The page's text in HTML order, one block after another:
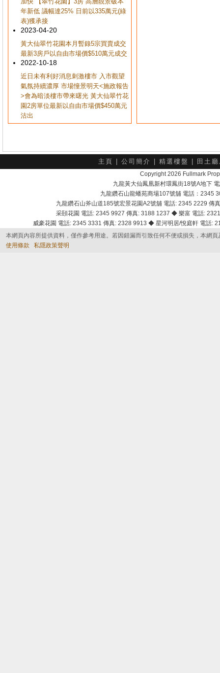
年新低 議幅達25% 日前以335萬元(綠
表)獲承接
2023-04-20
黃大仙翠竹花園本月暫錄5宗買賣成交
最新3房戶以自由市場價$510萬元成交
2022-10-18
近日未有利好消息刺激樓市 入市觀望
氣氛持續濃厚 市場憧景明天<施政報告
>會為暗淡樓市帶來曙光 黃大仙翠竹花
園2房單位最新以自由市場價$450萬元
沽出
主頁 公司簡介 精選樓盤 田土
Copyright 2026 Fullmark
九龍黃大仙鳳凰新村環鳳街18號A地下
九龍鑽石山龍蟠苑商場107號舖 電話：2345
九龍鑽石山斧山道185號宏景花園A2號舖 電話: 2345 2229
采頣花園 電話: 2345 9927 傳真: 3188 1237 ◆ 樂富 電話:
威豪花園 電話: 2345 3331 傳真: 2328 9913 ◆ 星河明居/悅庭軒 電話
本網頁內容所提供資料，僅作參考用途。若因錯漏而引致任何不便或損失，本網
使用條款
私隱政策聲明